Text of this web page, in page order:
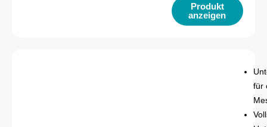
Produkt
anzeigen
für